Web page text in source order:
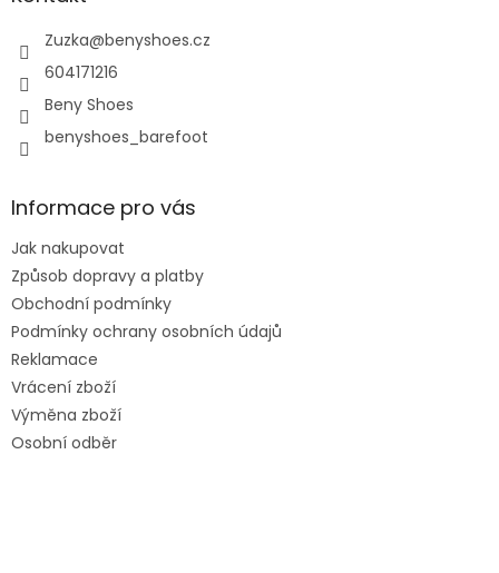
Zuzka@benyshoes.cz
604171216
Beny Shoes
benyshoes_barefoot
Informace pro vás
Jak nakupovat
Způsob dopravy a platby
Obchodní podmínky
Podmínky ochrany osobních údajů
Reklamace
Vrácení zboží
Výměna zboží
Osobní odběr